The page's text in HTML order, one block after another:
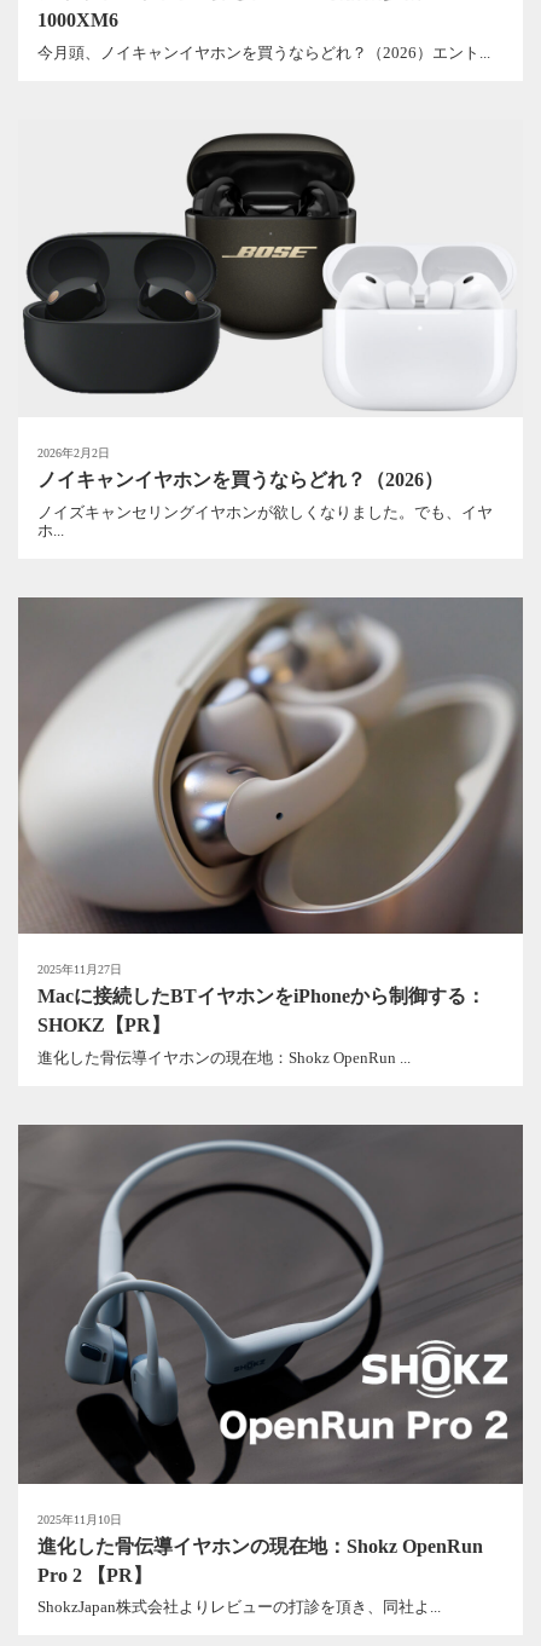
1000XM6
今月頭、ノイキャンイヤホンを買うならどれ？（2026）エント...
2026年2月2日
ノイキャンイヤホンを買うならどれ？（2026）
ノイズキャンセリングイヤホンが欲しくなりました。でも、イヤ
ホ...
2025年11月27日
Macに接続したBTイヤホンをiPhoneから制御する：
SHOKZ【PR】
進化した骨伝導イヤホンの現在地：Shokz OpenRun ...
2025年11月10日
進化した骨伝導イヤホンの現在地：Shokz OpenRun
Pro 2 【PR】
ShokzJapan株式会社よりレビューの打診を頂き、同社よ...